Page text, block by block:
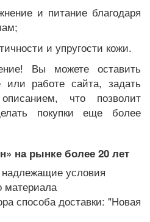
и питание благодаря
и упругости кожи.
Вы можете оставить
или работе сайта, задать
что позволит
покупки еще более
на рынке более 20 лет
условия
материала
способа доставки: "Новая